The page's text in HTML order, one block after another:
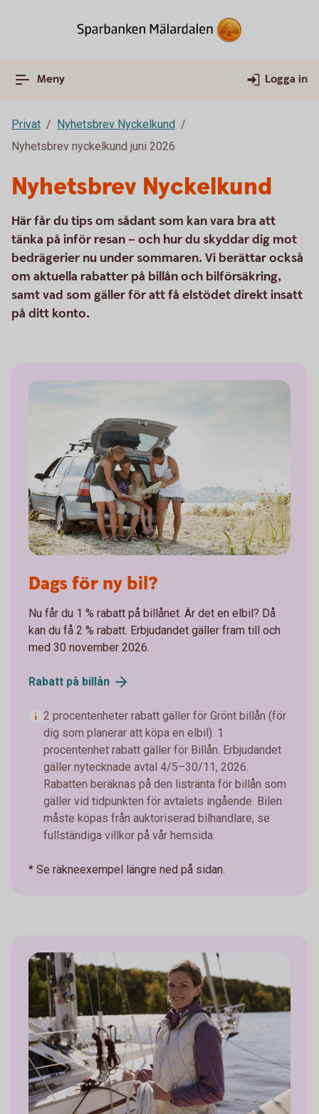
Meny Logga in
Privat
Nyhetsbrev Nyckelkund
Nyhetsbrev nyckelkund juni 2026
Nyhetsbrev Nyckelkund
Här får du tips om sådant som kan vara bra att
tänka på inför resan – och hur du skyddar dig mot
bedrägerier nu under sommaren. Vi berättar också
om aktuella rabatter på billån och bilförsäkring,
samt vad som gäller för att få elstödet direkt insatt
på ditt konto.
Dags för ny bil?
Nu får du 1 % rabatt på billånet. Är det en elbil? Då
kan du få 2 % rabatt. Erbjudandet gäller fram till och
med 30 november 2026.
Rabatt på billån
2 procentenheter rabatt gäller för Grönt billån (för
dig som planerar att köpa en elbil). 1
procentenhet rabatt gäller för Billån. Erbjudandet
gäller nytecknade avtal 4/5–30/11, 2026.
Rabatten beräknas på den listränta för billån som
gäller vid tidpunkten för avtalets ingående. Bilen
måste köpas från auktoriserad bilhandlare, se
fullständiga villkor på vår hemsida.
* Se räkneexempel längre ned på sidan.